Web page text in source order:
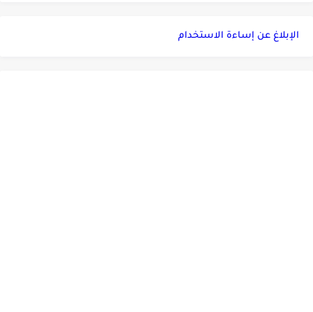
الإبلاغ عن إساءة الاستخدام